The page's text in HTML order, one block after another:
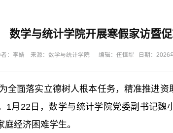
数学与统计学院开展寒假家访暨
者：李婧 来源：数学与统计学院 编辑：伍恒犁 日期：2026
为全面落实立德树人根本任务，精准推进
1月22日，数学与统计学院党委副书记魏
经济困难学生。